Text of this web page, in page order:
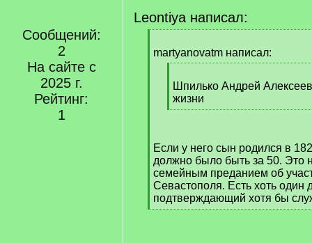
Сообщений:
2
На сайте с
2025 г.
Рейтинг:
1
Leontiya написал:
q
martyanovatm написал:
q
]
Шпилько Андрей
жизни
[
]
Если у него сын родился в
должно было быть за 50. Это
семейным преданием об
Севастополя. Есть хоть один
подтверждающий хотя бы
[